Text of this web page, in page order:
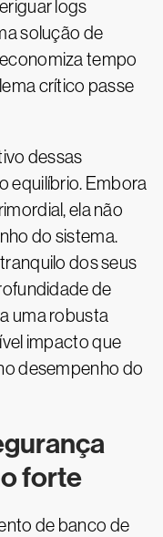
logs
solução de
tempo
crítico passe
dessas
equilíbrio. Embora
ela não
do sistema.
dos seus
de
uma robusta
impacto que
desempenho do
forte
de banco de